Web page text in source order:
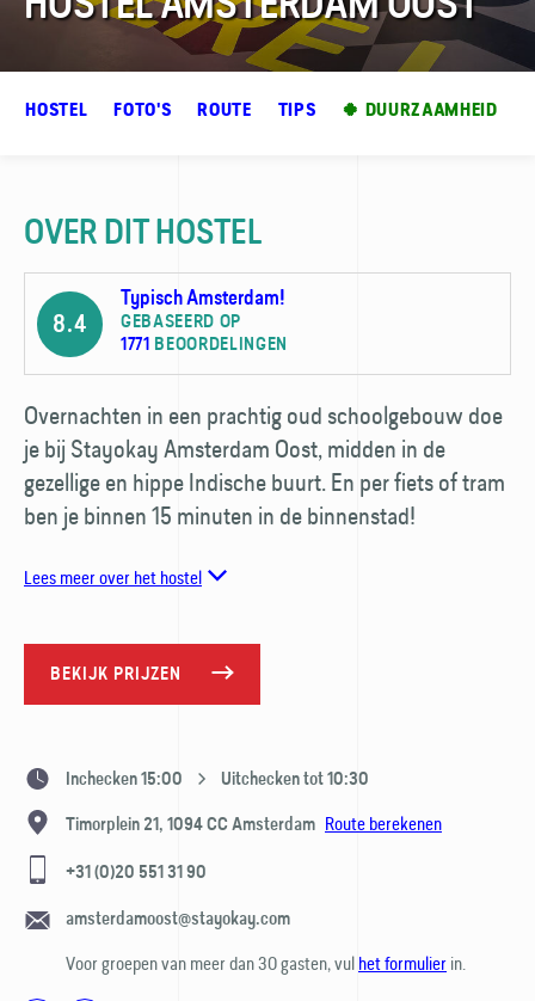
HOSTEL FOTO'S ROUTE TIPS 🍀 DUURZAAMHEID
OVER DIT HOSTEL
8.4
Typisch Amsterdam!
GEBASEERD OP
1771 BEOORDELINGEN
Overnachten in een prachtig oud schoolgebouw doe
je bij Stayokay Amsterdam Oost, midden in de
gezellige en hippe Indische buurt. En per fiets of tram
ben je binnen 15 minuten in de binnenstad!
Lees meer over het hostel
BEKIJK PRIJZEN
Inchecken 15:00 Uitchecken tot 10:30
Timorplein 21, 1094 CC Amsterdam Route berekenen
+31 (0)20 551 31 90
amsterdamoost@stayokay.com
Voor groepen van meer dan 30 gasten, vulhet formulierin.